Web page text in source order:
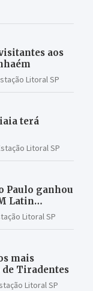
aos
Litoral SP
terá
Litoral SP
Paulo ganhou
Latin
Litoral SP
mais
de Tiradentes
Litoral SP